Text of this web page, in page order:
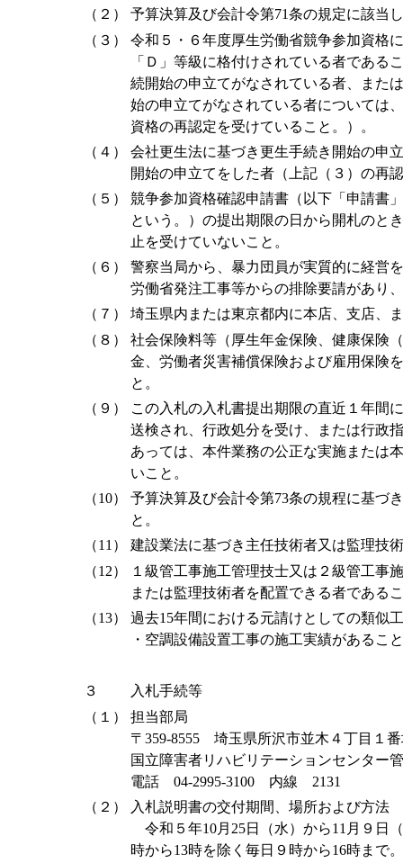
（２）
予算決算及び会計令第71条の規定に該当
（３）
令和５・６年度厚生労働省競争参加資格
「Ｄ」等級に格付けされている者である
続開始の申立てがなされている者、また
始の申立てがなされている者については
資格の再認定を受けていること。）。
（４）
会社更生法に基づき更生手続き開始の申
開始の申立てをした者（上記（３）の再
（５）
競争参加資格確認申請書（以下「申請書
という。）の提出期限の日から開札のと
止を受けていないこと。
（６）
警察当局から、暴力団員が実質的に経営
労働省発注工事等からの排除要請があり
（７）
埼玉県内または東京都内に本店、支店、
（８）
社会保険料等（厚生年金保険、健康保険
金、労働者災害補償保険および雇用保険
と。
（９）
この入札の入札書提出期限の直近１年間
送検され、行政処分を受け、または行政
あっては、本件業務の公正な実施または
いこと。
（10）
予算決算及び会計令第73条の規程に基づ
と。
（11）
建設業法に基づき主任技術者又は監理技
（12）
１級管工事施工管理技士又は２級管工事
または監理技術者を配置できる者である
（13）
過去15年間における元請けとしての類似
・空調設備設置工事の施工実績があるこ
３
入札手続等
（１）
担当部局
〒359-8555 埼玉県所沢市並木４丁目１
国立障害者リハビリテーションセンタ
電話 04-2995-3100 内線 2131
（２）
入札説明書の交付期間、場所および方法
令和５年10月25日（水）から11月９日
時から13時を除く毎日９時から16時まで